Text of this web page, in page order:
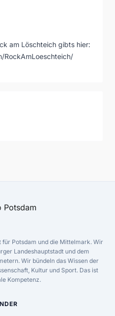
am Löschteich gibts hier:
RockAmLoeschteich/
Potsdam und die Mittelmark. Wir
Landeshauptstadt und dem
Wir bündeln das Wissen der
Kultur und Sport. Das ist
Kompetenz.